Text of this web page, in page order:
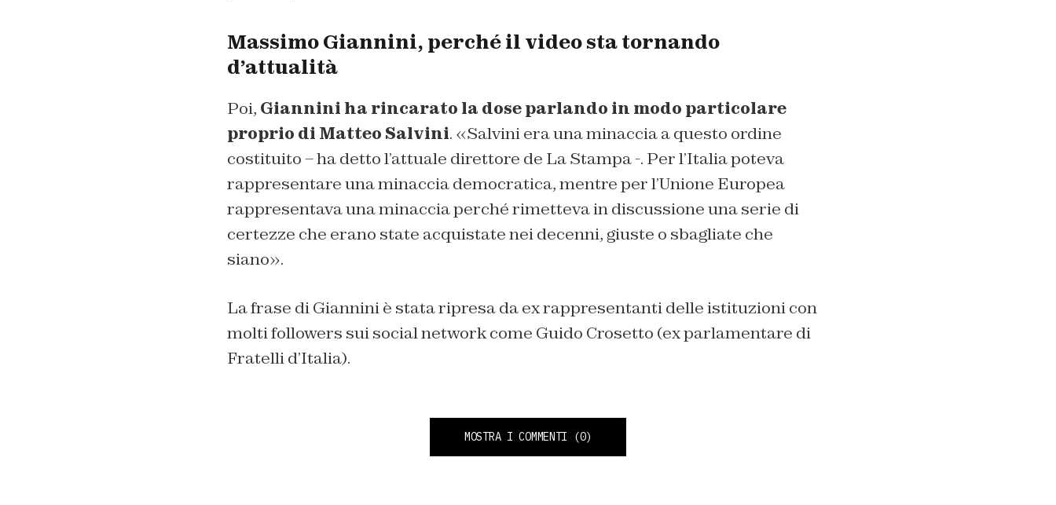
Massimo Giannini, perché il video sta tornando
d’attualità
Poi, Giannini ha rincarato la dose parlando in modo particolare
proprio di Matteo Salvini. «Salvini era una minaccia a questo ordine
costituito – ha detto l’attuale direttore de La Stampa -. Per l’Italia poteva
rappresentare una minaccia democratica, mentre per l’Unione Europea
rappresentava una minaccia perché rimetteva in discussione una serie di
certezze che erano state acquistate nei decenni, giuste o sbagliate che
siano».
La frase di Giannini è stata ripresa da ex rappresentanti delle istituzioni con
molti followers sui social network come Guido Crosetto (ex parlamentare di
Fratelli d’Italia).
MOSTRA I COMMENTI (0)